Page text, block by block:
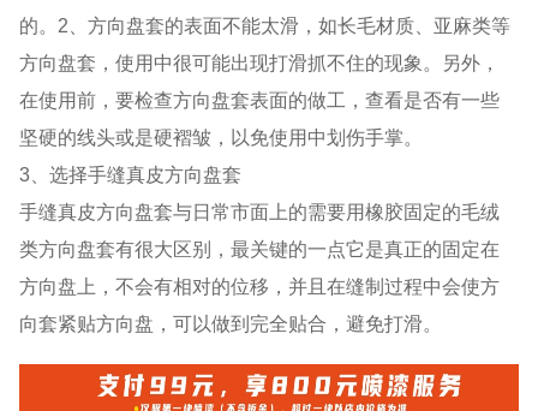
的。2、方向盘套的表面不能太滑，如长毛材质、亚麻类等
方向盘套，使用中很可能出现打滑抓不住的现象。另外，
在使用前，要检查方向盘套表面的做工，查看是否有一些
坚硬的线头或是硬褶皱，以免使用中划伤手掌。
3、选择手缝真皮方向盘套
手缝真皮方向盘套与日常市面上的需要用橡胶固定的毛绒
类方向盘套有很大区别，最关键的一点它是真正的固定在
方向盘上，不会有相对的位移，并且在缝制过程中会使方
向套紧贴方向盘，可以做到完全贴合，避免打滑。